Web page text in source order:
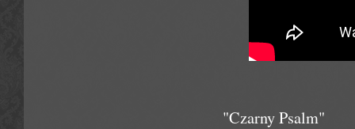
"Czarny Psalm"